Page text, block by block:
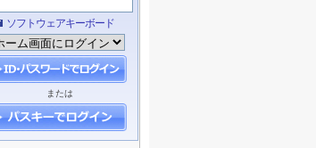
ソフトウェアキーボード
または